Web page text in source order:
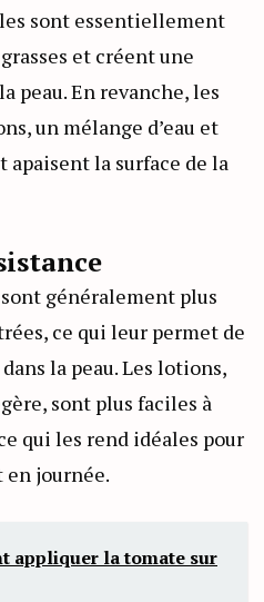
sont essentiellement
et créent une
peau. En revanche, les
un mélange d’eau et
apaisent la surface de la
généralement plus
ce qui leur permet de
la peau. Les lotions,
sont plus faciles à
qui les rend idéales pour
journée.
appliquer la tomate sur